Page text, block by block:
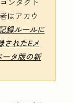
はアカウ
録ルールに
されたEメ
タ版の新